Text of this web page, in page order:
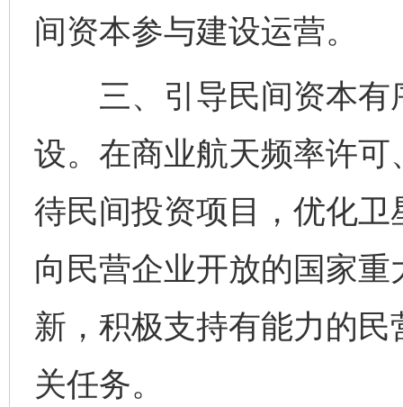
间资本参与建设运营。
三、引导民间资本有
设。在商业航天频率许
待民间投资项目，优化
向民营企业开放的国家
新，积极支持有能力的
关任务。